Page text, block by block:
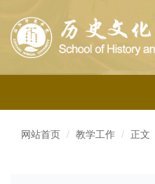
网站首页
教学工作 正文